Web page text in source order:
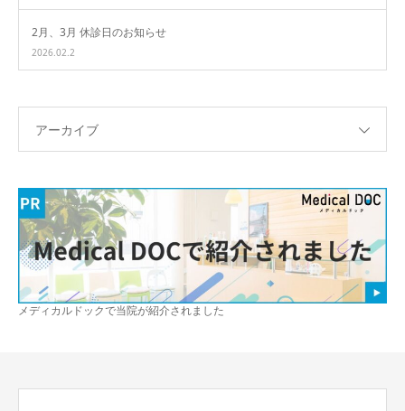
2月、3月 休診日のお知らせ
2026.02.2
アーカイブ
メディカルドックで当院が紹介されました